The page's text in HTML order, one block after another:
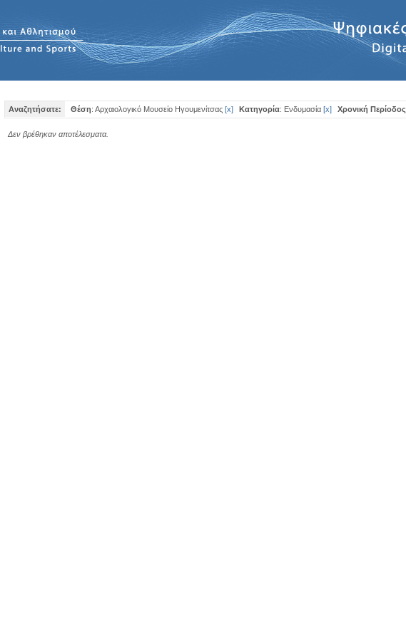
Αναζητήσατε: Θέση: Αρχαιολογικό Μουσείο Ηγουμενίτσας [x] Κατηγορία: Ενδυμασία [x] Χρονική Περίοδος
Δεν βρέθηκαν αποτέλεσματα.